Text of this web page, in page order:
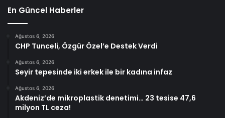
En Güncel Haberler
Ağustos 6, 2026
CHP Tunceli, Özgür Özel’e Destek Verdi
Ağustos 6, 2026
Seyir tepesinde iki erkek ile bir kadına infaz
Ağustos 6, 2026
Akdeniz’de mikroplastik denetimi… 23 tesise 47,6
milyon TL ceza!